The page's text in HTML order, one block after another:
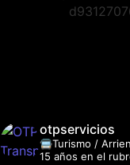
otpservicios
🚍Turismo /
15 años en el